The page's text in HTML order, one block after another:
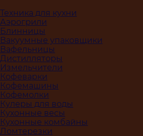
Техника для кухни
Аэрогрили
Блинницы
Вакуумные упаковщики
Вафельницы
Дистилляторы
Измельчители
Кофеварки
Кофемашины
Кофемолки
Кулеры для воды
Кухонные весы
Кухонные комбайны
Ломтерезки